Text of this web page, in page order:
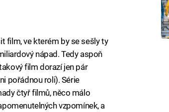
film, ve kterém by se sešly ty
nápad. Tedy aspoň
film dorazí jen pár
pořádnou roli). Série
čtyř filmů, něco málo
vzpomínek, a